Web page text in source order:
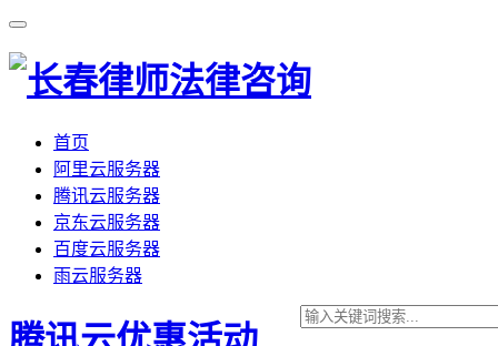
首页
阿里云服务器
腾讯云服务器
京东云服务器
百度云服务器
雨云服务器